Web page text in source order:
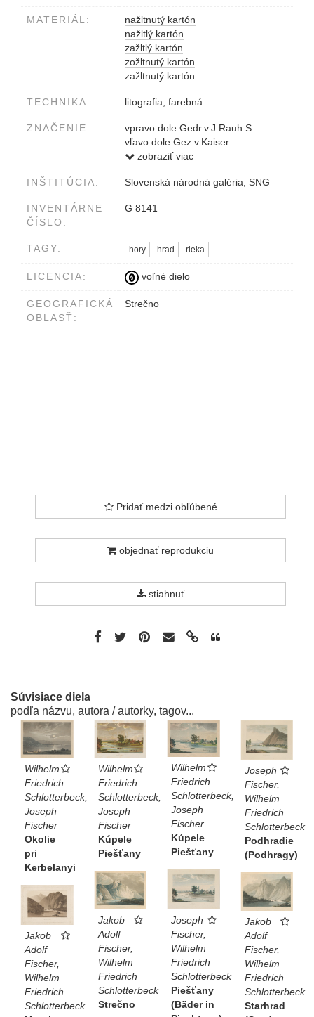
MATERIÁL:
nažltnutý kartón
nažltlý kartón
zažltlý kartón
zožltnutý kartón
zažltnutý kartón
TECHNIKA: litografia, farebná
ZNAČENIE:
vpravo dole Gedr.v.J.Rauh S..
vľavo dole Gez.v.Kaiser
Nápis dole pod obrazom:
zobraziť viac
INŠTITÚCIA: Slovenská národná galéria, SNG
INVENTÁRNE
ČÍSLO:
G 8141
TAGY: hory hrad rieka
LICENCIA: voľné dielo
GEOGRAFICKÁ
OBLASŤ:
Strečno
Pridať medzi obľúbené
objednať reprodukciu
stiahnuť
Súvisiace diela
podľa názvu, autora / autorky, tagov...
Wilhelm
Friedrich
Schlotterbeck,
Joseph
Fischer
Okolie
pri
Kerbelanyi
Wilhelm
Friedrich
Schlotterbeck,
Joseph
Fischer
Kúpele
Piešťany
Wilhelm
Friedrich
Schlotterbeck,
Joseph
Fischer
Kúpele
Piešťany
Joseph
Fischer,
Wilhelm
Friedrich
Schlotterbeck
Podhradie
(Podhragy)
Joseph
Fischer,
Wilhelm
Friedrich
Schlotterbeck
Piešťany
(Bäder in
Jakob
Adolf
Fischer,
Wilhelm
Friedrich
Schlotterbeck
Strečno
Jakob
Adolf
Fischer,
Wilhelm
Friedrich
Schlotterbeck
Starhrad
Jakob
Adolf
Fischer,
Wilhelm
Friedrich
Schlotterbeck